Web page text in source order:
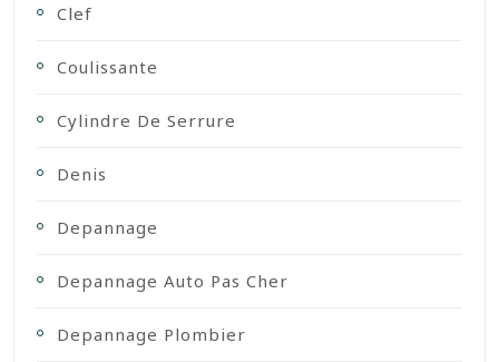
Clef
Coulissante
Cylindre De Serrure
Denis
Depannage
Depannage Auto Pas Cher
Depannage Plombier